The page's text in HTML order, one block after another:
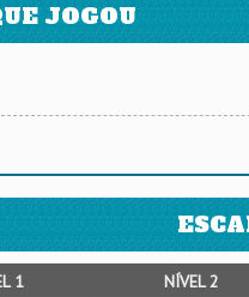
JOGOU
1 NÍVEL 2